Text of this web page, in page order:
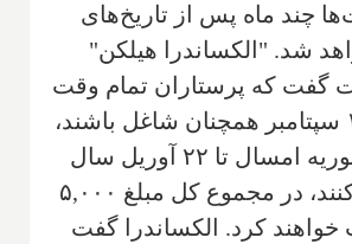
چند ماه پس از تاریخ‌های
شد. "الکساندرا هیلکن"
گفت که پرستاران تمام وقت
شاغلی که تا ۱ سپتامبر همچنان شاغل باشند،
و نیز بین ۱۳ فوریه امسال تا ۲۲ آوریل سال
جاری کار می‌کنند، در مجموع کل مبلغ ۵,۰۰۰
خواهند کرد. الکساندرا گفت